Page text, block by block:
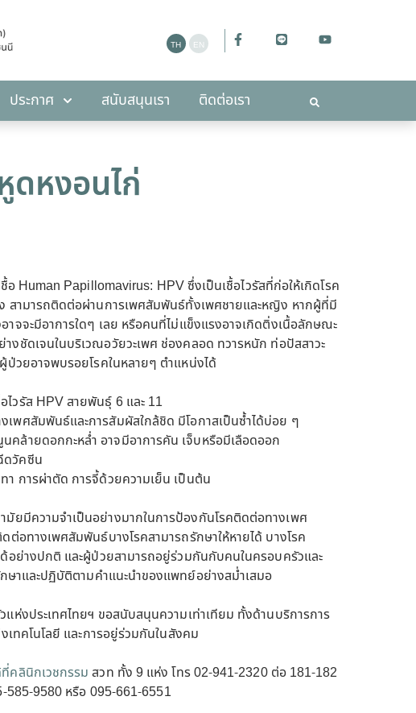
ประกาศ สนับสนุนเรา ติดต่อเรา
สนับสนุนเรา
ดหงอนไก่
อ Human Papillomavirus: HPV ซึ่งเป็นเชื้อไวรัสที่ก่อให้เกิดโรค
สามารถติดต่อผ่านการเพศสัมพันธ์ทั้งเพศชายและหญิง หากผู้ที่มี
จจะมีอาการใดๆ เลย หรือคนที่ไม่แข็งแรงอาจเกิดติ่งเนื้อลักษณะ
งชัดเจนในบริเวณอวัยวะเพศ ช่องคลอด ทวารหนัก ท่อปัสสาวะ
ป่วยอาจพบรอยโรคในหลายๆ ตำแหน่งได้
ไวรัส HPV สายพันธุ์ 6 และ 11
เพศสัมพันธ์และการสัมผัสใกล้ชิด มีโอกาสเป็นซ้ำได้บ่อย ๆ
คล้ายดอกกะหล่ำ อาจมีอาการคัน เจ็บหรือมีเลือดออก
ดวัคซีน
า การผ่าตัด การจี้ด้วยความเย็น เป็นต้น
ยมีความจำเป็นอย่างมากในการป้องกันโรคติดต่อทางเพศ
อทางเพศสัมพันธ์บางโรคสามารถรักษาให้หายได้ บางโรค
ด้อย่างปกติ และผู้ป่วยสามารถอยู่ร่วมกันกับคนในครอบครัวและ
ษาและปฏิบัติตามคำแนะนำของแพทย์อย่างสม่ำเสมอ
ห่งประเทศไทยฯ ขอสนับสนุนความเท่าเทียม ทั้งด้านบริการการ
เทคโนโลยี และการอยู่ร่วมกันในสังคม
คลินิกเวชกรรม สวท ทั้ง 9 แห่ง โทร 02-941-2320 ต่อ 181-182
585-9580 หรือ 095-661-6551